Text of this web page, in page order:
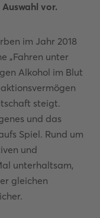
vor.
im Jahr 2018
„Fahren unter
Alkohol im Blut
steigt.
und das
Spiel. Rund um
und
unterhaltsam,
gleichen